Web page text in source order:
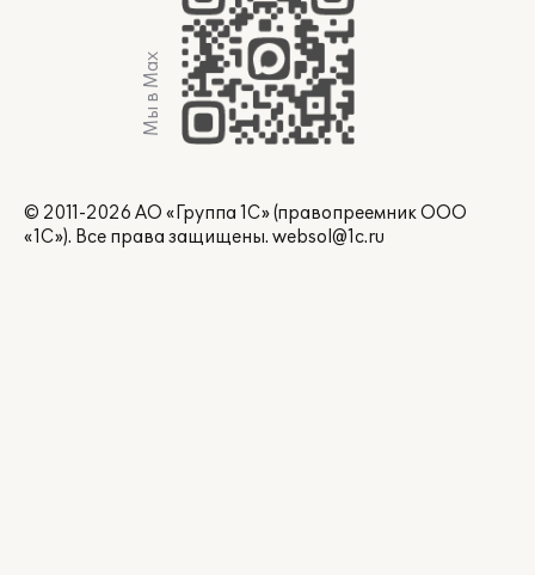
Мы в Max
© 2011-2026 АО «Группа 1С» (правопреемник ООО
«1С»). Все права защищены. websol@1c.ru